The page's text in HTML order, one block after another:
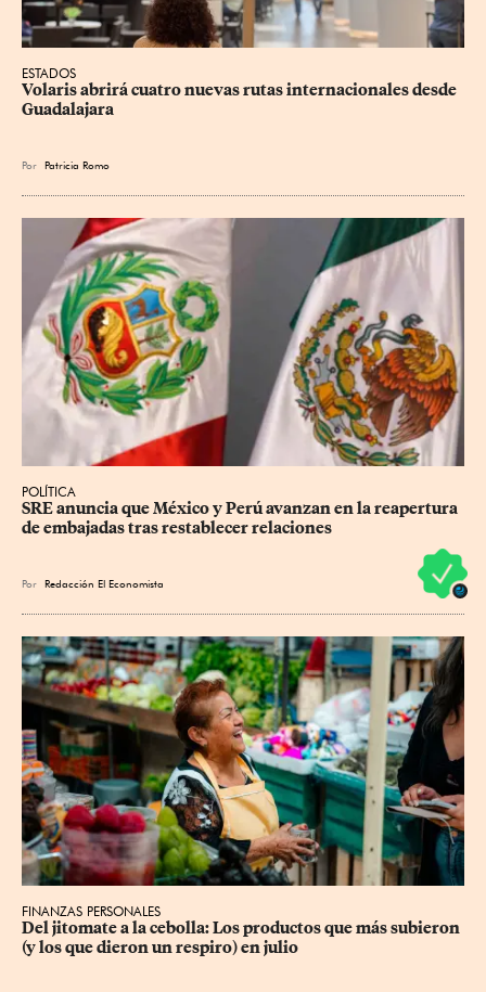
ESTADOS
Volaris abrirá cuatro nuevas rutas internacionales desde
Guadalajara
Por Patricia Romo
POLÍTICA
SRE anuncia que México y Perú avanzan en la reapertura
de embajadas tras restablecer relaciones
Por Redacción El Economista
FINANZAS PERSONALES
Del jitomate a la cebolla: Los productos que más subieron
(y los que dieron un respiro) en julio